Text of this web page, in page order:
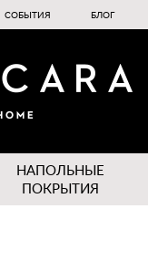
СОБЫТИЯ БЛОГ
НАПОЛЬНЫЕ
ПОКРЫТИЯ